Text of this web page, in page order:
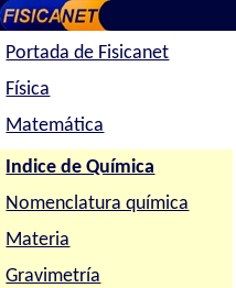
Portada de Fisicanet
Física
Matemática
Indice de Química
Nomenclatura química
Materia
Gravimetría